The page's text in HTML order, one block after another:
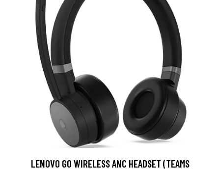
LENOVO GO WIRELESS ANC HEADSET (TEAMS